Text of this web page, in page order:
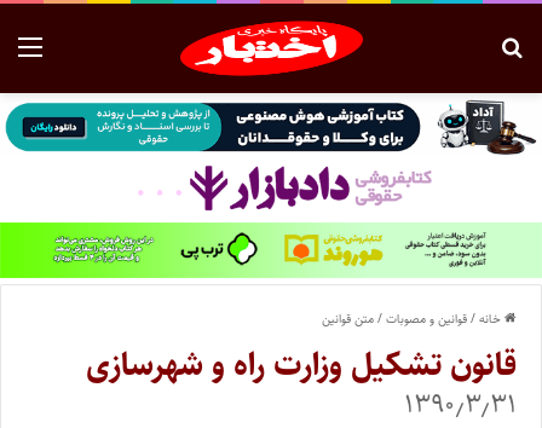
خانه/قوانین و مصوبات/متن قوانین
قانون تشکیل وزارت راه و شهرسازی
۱۳۹۰٫۳٫۳۱